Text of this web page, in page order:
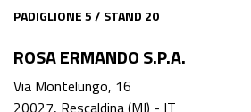
PADIGLIONE 5 / STAND 20
ROSA ERMANDO S.P.A.
Via Montelungo, 16